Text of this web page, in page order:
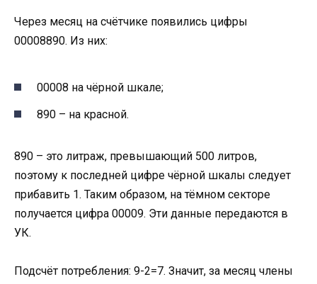
Через месяц на счётчике появились цифры
00008890. Из них:
00008 на чёрной шкале;
890 – на красной.
890 – это литраж, превышающий 500 литров,
поэтому к последней цифре чёрной шкалы следует
прибавить 1. Таким образом, на тёмном секторе
получается цифра 00009. Эти данные передаются в
УК.
Подсчёт потребления: 9-2=7. Значит, за месяц члены